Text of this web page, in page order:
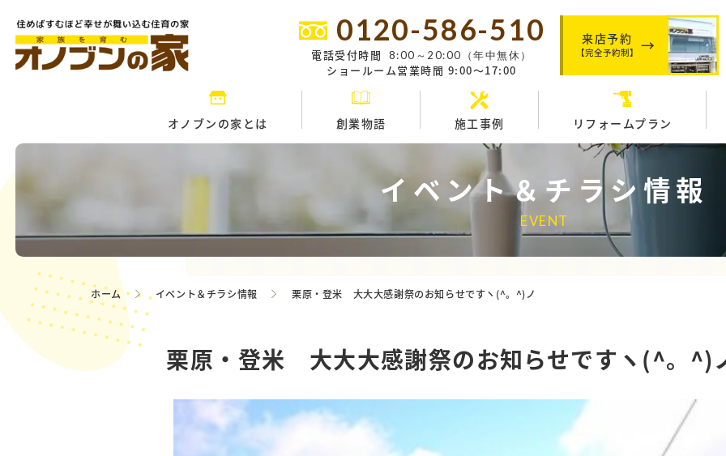
0120-586-510
電話受付時間 8:00～20:00（年中無休）
ショールーム営業時間 9:00～17:00
来店予約
【完全予約制】
オノブンの家とは 創業物語 施工事例 リフォームプラン
イベント＆チラシ情報
EVENT
ホーム イベント＆チラシ情報 栗原・登米 大大大感謝祭のお知らせですヽ(^。^)ノ
栗原・登米 大大大感謝祭のお知らせですヽ(^。^)